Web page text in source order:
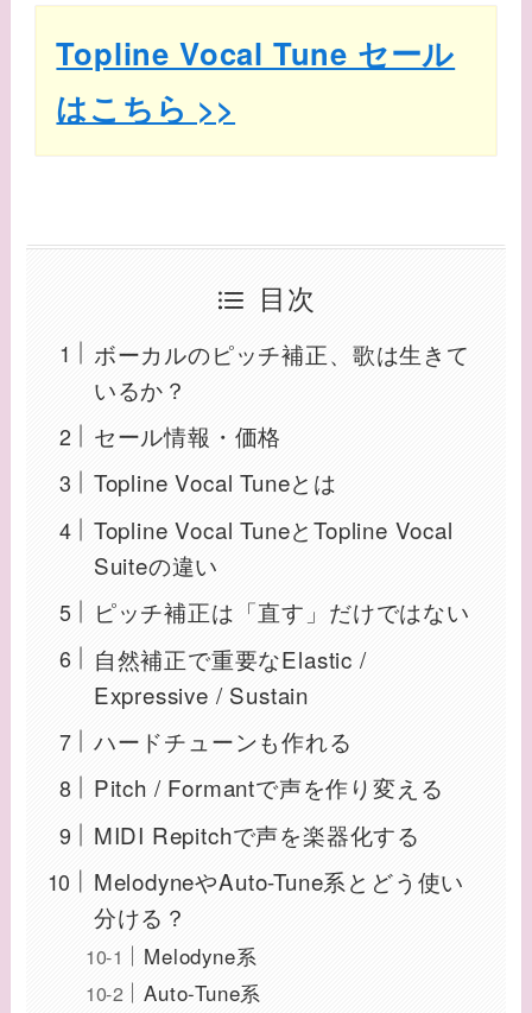
Topline Vocal Tune セール
はこちら >>
目次
ボーカルのピッチ補正、歌は生きて
いるか？
セール情報・価格
Topline Vocal Tuneとは
Topline Vocal TuneとTopline Vocal
Suiteの違い
ピッチ補正は「直す」だけではない
自然補正で重要なElastic /
Expressive / Sustain
ハードチューンも作れる
Pitch / Formantで声を作り変える
MIDI Repitchで声を楽器化する
MelodyneやAuto-Tune系とどう使い
分ける？
Melodyne系
Auto-Tune系